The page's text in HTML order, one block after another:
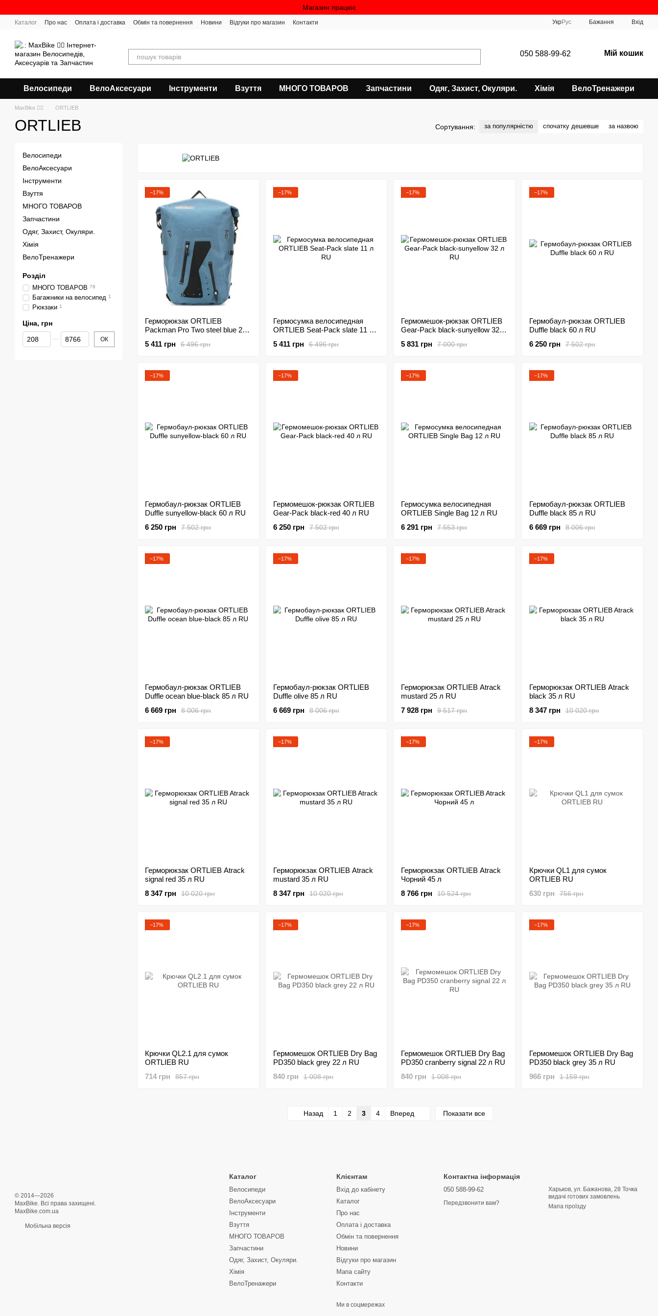
Магазин працює
Каталог Про нас Оплата і доставка Обмін та повернення Новини Відгуки про магазин Контакти УкрРус Бажання Вхід
050 588-99-62 Мій кошик
Велосипеди ВелоАксесуари Інструменти Взуття МНОГО ТОВАРОВ Запчастини Одяг, Захист, Окуляри. Хімія ВелоТренажери
MaxBike 🚴‍♀ ORTLIEB
ORTLIEB Сортування: за популярністю спочатку дешевше за назвою
−17%
Герморюкзак ORTLIEB
Packman Pro Two steel blue 25
6 496 грн
5 411 грн
−17%
Гермосумка велосипедная
ORTLIEB Seat-Pack slate 11 л
6 496 грн
5 411 грн
−17%
Гермомешок-рюкзак ORTLIEB
Gear-Pack black-sunyellow 32 л
7 000 грн
5 831 грн
−17%
Гермобаул-рюкзак ORTLIEB
Duffle black 60 л RU
7 502 грн
6 250 грн
−17%
Гермобаул-рюкзак ORTLIEB
Duffle sunyellow-black 60 л RU
7 502 грн
6 250 грн
−17%
Гермомешок-рюкзак ORTLIEB
Gear-Pack black-red 40 л RU
7 502 грн
6 250 грн
−17%
Гермосумка велосипедная
ORTLIEB Single Bag 12 л RU
7 553 грн
6 291 грн
−17%
Гермобаул-рюкзак ORTLIEB
Duffle black 85 л RU
8 006 грн
6 669 грн
−17%
Гермобаул-рюкзак ORTLIEB
Duffle ocean blue-black 85 л RU
8 006 грн
6 669 грн
−17%
Гермобаул-рюкзак ORTLIEB
Duffle olive 85 л RU
8 006 грн
6 669 грн
−17%
Герморюкзак ORTLIEB Atrack
mustard 25 л RU
9 517 грн
7 928 грн
−17%
Герморюкзак ORTLIEB Atrack
black 35 л RU
10 020 грн
8 347 грн
−17%
Герморюкзак ORTLIEB Atrack
signal red 35 л RU
10 020 грн
8 347 грн
−17%
Герморюкзак ORTLIEB Atrack
mustard 35 л RU
10 020 грн
8 347 грн
−17%
Герморюкзак ORTLIEB Atrack
Чорний 45 л
10 524 грн
8 766 грн
−17%
Крючки QL1 для сумок
ORTLIEB RU
756 грн
630 грн
−17%
Крючки QL2.1 для сумок
ORTLIEB RU
857 грн
714 грн
−17%
Гермомешок ORTLIEB Dry Bag
PD350 black grey 22 л RU
1 008 грн
840 грн
−17%
Гермомешок ORTLIEB Dry Bag
PD350 cranberry signal 22 л RU
1 008 грн
840 грн
−17%
Гермомешок ORTLIEB Dry Bag
PD350 black grey 35 л RU
1 159 грн
966 грн
Назад 1 2 3 4 Вперед Показати все
Велосипеди
ВелоАксесуари
Інструменти
Взуття
МНОГО ТОВАРОВ
Запчастини
Одяг, Захист, Окуляри.
Хімія
ВелоТренажери
Розділ
МНОГО ТОВАРОВ 78
Багажники на велосипед 1
Рюкзаки 1
Ціна, грн
Від Ціна, грн
До Ціна, грн ОК
© 2014—2026
MaxBike. Всі права захищені.
MaxBike.com.ua
Мобільна версія
Каталог
Велосипеди
ВелоАксесуари
Інструменти
Взуття
МНОГО ТОВАРОВ
Запчастини
Одяг, Захист, Окуляри.
Хімія
ВелоТренажери
Клієнтам
Вхід до кабінету
Каталог
Про нас
Оплата і доставка
Обмін та повернення
Новини
Відгуки про магазин
Мапа сайту
Контакти
Ми в соцмережах
Контактна інформація
050 588-99-62
Передзвонити вам?
Харьков, ул. Бажанова, 28 Точка
видачі готових замовлень
Мапа проїзду